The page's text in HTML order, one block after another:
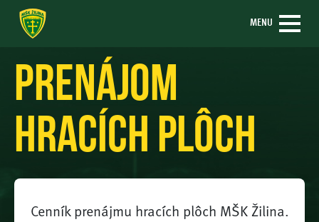
MENU
Prenájom
hracích plôch
Cenník prenájmu hracích plôch MŠK Žilina.